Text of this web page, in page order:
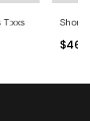
Short